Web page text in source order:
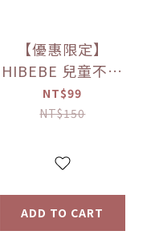
【優惠限定】
HIBEBE 兒童不鏽
鋼餐具 湯匙【優惠
限定】
NT$99
NT$150
ADD TO CART